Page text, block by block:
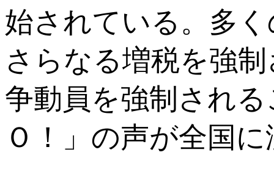
始されている。多
さらなる増税を強
争動員を強制され
Ｏ！」の声が全国